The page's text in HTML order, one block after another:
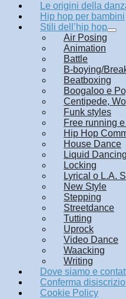
Le origini della
Hip hop per bambini
Stili dell’hip hop
Air Posing
Animation
Battle
B-boying/
Beatboxing
Boogaloo e
Centipede,
Funk styles
Free running
Hip Hop
House Dance
Liquid Dancing
Locking
Lyrical o L.A.
New Style
Stepping
Streetdance
Tutting
Uprock
Video Dance
Waacking
Writing
Dove siamo e
Conferma
Cookie Policy